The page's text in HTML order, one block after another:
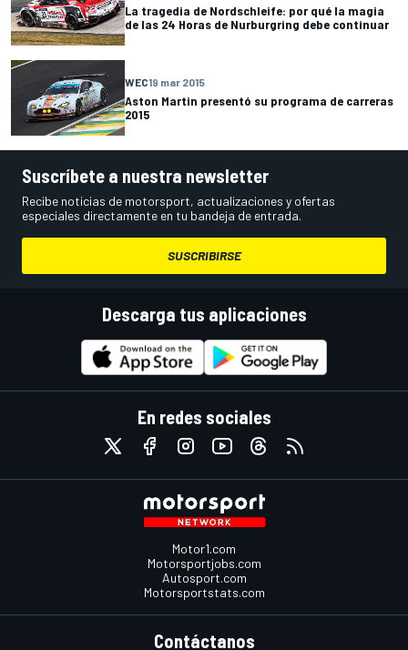
La tragedia de Nordschleife: por qué la magia
de las 24 Horas de Nurburgring debe continuar
WEC19 mar 2015
Aston Martin presentó su programa de carreras
2015
Suscríbete a nuestra newsletter
Recibe noticias de motorsport, actualizaciones y ofertas
especiales directamente en tu bandeja de entrada.
SUSCRIBIRSE
Descarga tus aplicaciones
En redes sociales
Motor1.com
Motorsportjobs.com
Autosport.com
Motorsportstats.com
Contáctanos